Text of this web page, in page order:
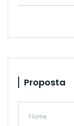
Proposta